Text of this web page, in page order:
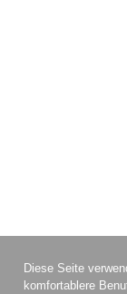
Diese Seite
komfortablere